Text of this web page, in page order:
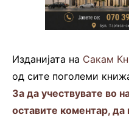
Изданијата на Сакам
од сите поголеми
За да учествувате во
оставите коментар, да